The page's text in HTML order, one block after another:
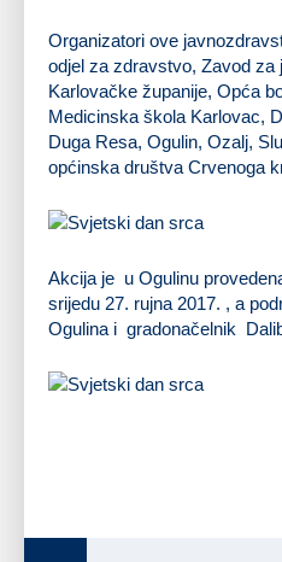
Organizatori ove
odjel za zdravstvo, Zavod za
Karlovačke županije, Opća
Medicinska škola Karlovac,
Duga Resa, Ogulin, Ozalj,
općinska društva Crvenoga
Akcija je u Ogulinu
srijedu 27. rujna 2017. , a
Ogulina i gradonačelnik